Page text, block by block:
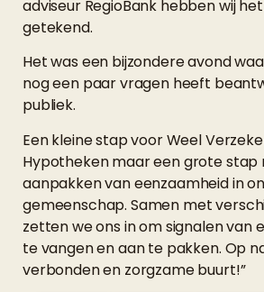
adviseur RegioBank hebben wij
getekend.
Het was een bijzondere avond
nog een paar vragen heeft
publiek.
Een kleine stap voor Weel
Hypotheken maar een grote stap
aanpakken van eenzaamheid in
gemeenschap. Samen met
zetten we ons in om signalen van
te vangen en aan te pakken. Op
verbonden en zorgzame buurt!”